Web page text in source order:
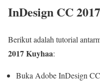
InDesign CC
Berikut adalah tutorial
2017 Kuyhaa:
Buka Adobe InDesign